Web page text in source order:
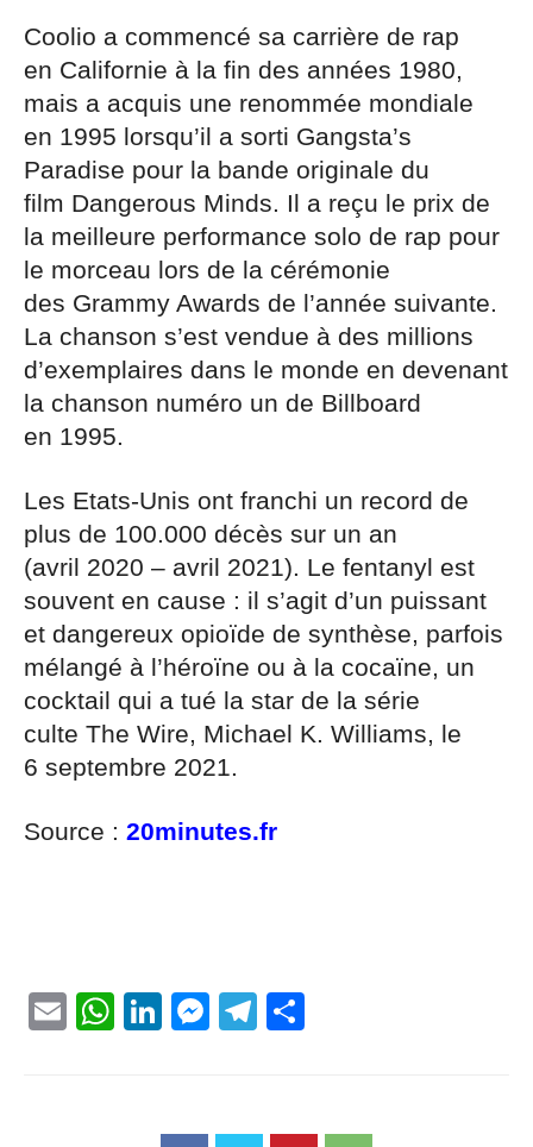
Coolio a commencé sa carrière de rap
en Californie à la fin des années 1980,
mais a acquis une renommée mondiale
en 1995 lorsqu’il a sorti Gangsta’s
Paradise pour la bande originale du
film Dangerous Minds. Il a reçu le prix de
la meilleure performance solo de rap pour
le morceau lors de la cérémonie
des Grammy Awards de l’année suivante.
La chanson s’est vendue à des millions
d’exemplaires dans le monde en devenant
la chanson numéro un de Billboard
en 1995.
Les Etats-Unis ont franchi un record de
plus de 100.000 décès sur un an
(avril 2020 – avril 2021). Le fentanyl est
souvent en cause : il s’agit d’un puissant
et dangereux opioïde de synthèse, parfois
mélangé à l’héroïne ou à la cocaïne, un
cocktail qui a tué la star de la série
culte The Wire, Michael K. Williams, le
6 septembre 2021.
Source : 20minutes.fr
EmailWhatsApp
LinkedIn
Messenger
Telegram